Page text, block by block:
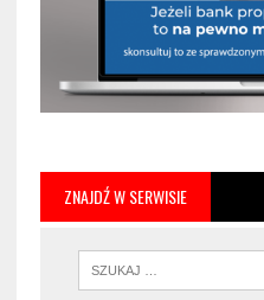
ZNAJDŹ W SERWISIE